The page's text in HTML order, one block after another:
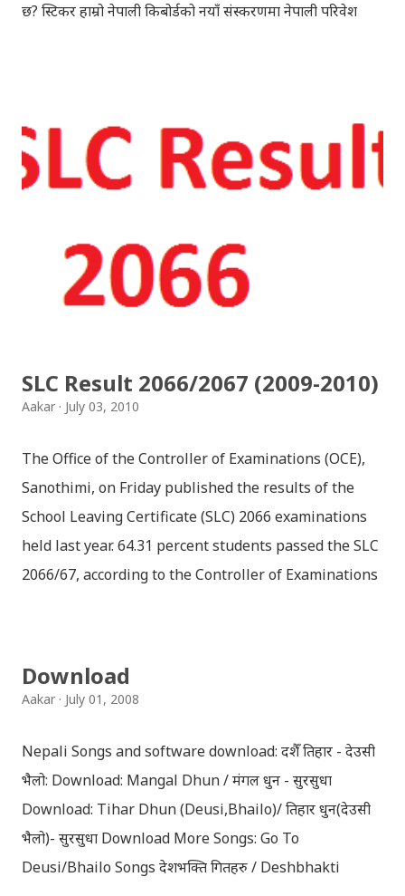
छ? स्टिकर हाम्रो नेपाली किबोर्डको नयाँ संस्करणमा नेपाली परिवेश
स्टिकरहरुले प्रयोगकर्तालाई नयाँ अनुभव दिनेछ । नेपाली पारा, हाम्रो
साथी, नयाँ वर्ष, संगी, हाम्रो कान्छा, हाम्रो कान्छी, नक्कली, र बौचा व
मैचासमेत गरी आठ किसिमका स्टिकरहरु समावेश गरिएकोछ । हाम्रो
सकिन्छ । थिम हाम्रो नेपाली किबोर्डको यस संस्करणमा नयाँ किबोर्ड
थिम पनि थपिएको छ । हाम्रो नेपाली किबोर्डको सेटिङमा गएर आफूलाई
मन पर्ने थिम छान्न सकिन्छ । डार्क तथा लाइट गरेर हाललाई दुई
SLC Result 2066/2067 (2009-2010)
Aakar July 03, 2010
The Office of the Controller of Examinations (OCE),
Sanothimi, on Friday published the results of the
School Leaving Certificate (SLC) 2066 examinations
held last year. 64.31 percent students passed the SLC
2066/67, according to the Controller of Examinations
Congratulations to all, who passed SLC this year. And
can follow THT (symbol no. and birth date required).
Download SLC Result 2066/2067 (2009-2010) :
REGULAR: EXEMPTED: Distinction --------------- First
division First division Second Division Second
Division Third Division Third Division Withheld
Download
Aakar July 01, 2008
Nepali Songs and software download: दशैँ तिहार - देउसी
भैलो: Download: Mangal Dhun / मंगल धुन - सुरसुधा
Download: Tihar Dhun (Deusi,Bhailo)/ तिहार धुन(देउसी
भैलो)- सुरसुधा Download More Songs: Go To
Deusi/Bhailo Songs देशभक्ति गितहरु / Deshbhakti